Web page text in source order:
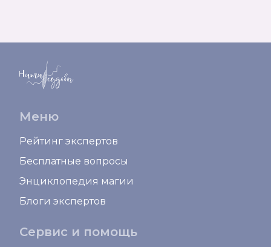
Меню
Рейтинг экспертов
Бесплатные вопросы
Энциклопедия магии
Блоги экспертов
Сервис и помощь